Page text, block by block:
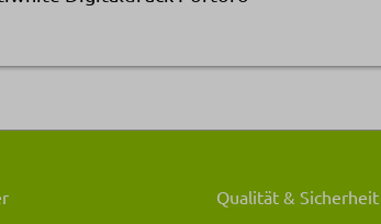
Qualität & Sicherheit